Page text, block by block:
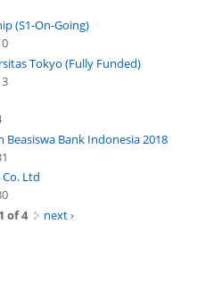
(S1-On-Going)
Tokyo (Fully Funded)
Beasiswa Bank Indonesia 2018
Ltd
1 of 4
next ›